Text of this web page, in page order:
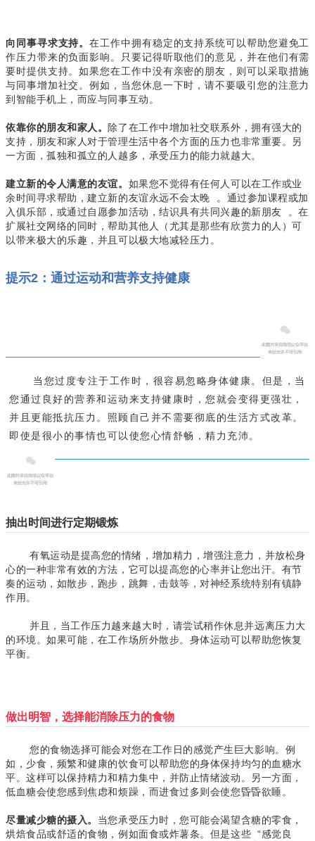
向同事寻求支持。在工作中拥有稳定的支持系统可以帮助您避免工
作压力带来的负面影响。只要记得听取他们的意见，并在他们有需
要时提供支持。如果您在工作中没有亲密的朋友，则可以采取措施
与同事增加社交。例如，当您休息一下时，请不要吸引您的注意力
到智能手机上，而应与同事互动。
依靠你的朋友和家人。 除了在工作中增加社交联系外，拥有强大的
支持，朋友和家人对于管理生活中各个方面的压力也非常重要。另
一方面，孤独和孤立的人越多，承受压力的能力就越大。
建立新的令人满意的友谊。 如果您不觉得有任何人可以在工作或业
余时间寻求帮助，建立新的友谊永远不会太晚 。通过参加课程或加
入俱乐部，或通过自愿参加活动，结识具有共同兴趣的新朋友 。在
扩展社交网络的同时，帮助其他人（尤其是那些有欣赏力的人）可
以带来极大的乐趣，并且可以极大地减轻压力。
提示2：通过运动和营养支持健康
当您过度专注于工作时，很容易忽略身体健康。但是，当
您通过良好的营养和运动来支持健康时，您就会变得更强壮，
并且更能抵抗压力。照顾自己并不需要彻底的生活方式改革。
即使是很小的事情也可以使您心情舒畅，精力充沛。
抽出时间进行定期锻炼
有氧运动是提高您的情绪，增加精力，增强注意力，并放松身
心的一种非常有效的方法，它可以提高您的心率并让您出汗。有节
奏的运动，如散步，跑步，跳舞，击鼓等，对神经系统特别有镇静
作用。
并且，当工作压力越来越大时，请尝试稍作休息并远离压力大
的环境。如果可能，在工作场所外散步。 身体运动可以帮助您恢复
平衡。
做出明智，选择能消除压力的食物
您的食物选择可能会对您在工作日的感觉产生巨大影响。例
如，少食，频繁和健康的饮食可以帮助您的身体保持均匀的血糖水
平。这样可以保持精力和精力集中，并防止情绪波动。另一方面，
低血糖会使您感到焦虑和烦躁，而进食过多则会使您昏昏欲睡。
尽量减少糖的摄入。 当您承受压力时，您可能会渴望含糖的零食，
烘焙食品或舒适的食物，例如面食或炸薯条。但是这些“感觉良